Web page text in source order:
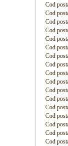
Cod
Cod
Cod
Cod
Cod
Cod
Cod
Cod
Cod
Cod
Cod
Cod
Cod
Cod
Cod
Cod
Cod